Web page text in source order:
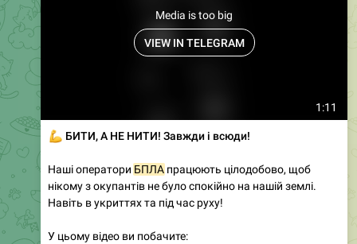
1:11
Media is too big
VIEW IN TELEGRAM
БИТИ, А НЕ НИТИ! Завжди і всюди!
Наші оператори БПЛА працюють цілодобово, щоб
нікому з окупантів не було спокійно на нашій землі.
Навіть в укриттях та під час руху!
У цьому відео ви побачите: